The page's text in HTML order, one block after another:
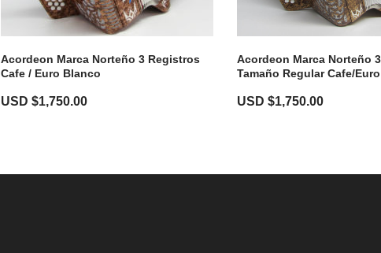
Acordeon Marca Norteño 3 Registros
Cafe / Euro Blanco
USD $1,750.00
Acordeon Marca Norteño
Tamaño Regular Cafe/
USD $1,750.00